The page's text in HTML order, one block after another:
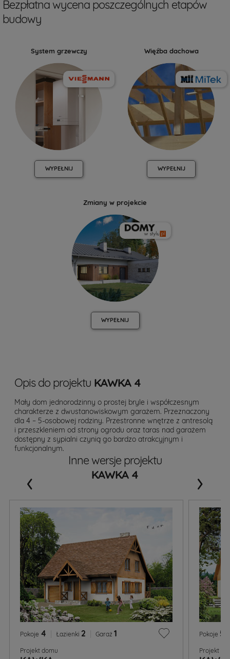
Bezpłatna wycena poszczególnych etapów
budowy
System grzewczy
WYPEŁNIJ
Więźba dachowa
WYPEŁNIJ
Zmiany w projekcie
WYPEŁNIJ
Opis do projektu KAWKA 4
Mały dom jednorodzinny o prostej bryle i współczesnym
charakterze z dwustanowiskowym garażem. Przeznaczony
dla 4 – 5-osobowej rodziny. Przestronne wnętrze z antresolą
i przeszkleniem od strony ogrodu oraz taras nad garażem
dostępny z sypialni czynią go bardzo atrakcyjnym i
funkcjonalnym.
Inne wersje projektu
KAWKA 4
Pokoje 4 Łazienki 2 Garaż 1
Projekt domu
Pokoje 5
Projekt
‹ ›